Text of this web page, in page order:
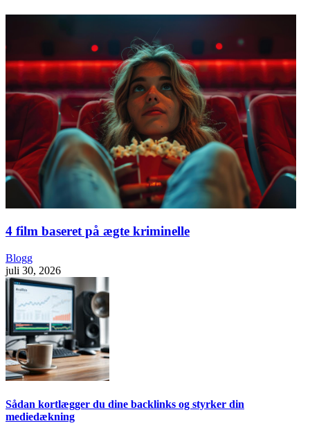
4 film baseret på ægte kriminelle
Blogg
juli 30, 2026
Sådan kortlægger du dine backlinks og styrker din
mediedækning